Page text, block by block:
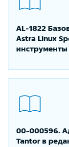
AL-1822
Astra Linux
инструменты
00-000596.
Tantor в